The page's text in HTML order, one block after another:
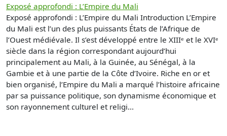
Exposé approfondi : L’Empire du Mali
Exposé approfondi : L’Empire du Mali Introduction L’Empire
du Mali est l’un des plus puissants États de l’Afrique de
l’Ouest médiévale. Il s’est développé entre le XIIIᵉ et le XVIᵉ
siècle dans la région correspondant aujourd’hui
principalement au Mali, à la Guinée, au Sénégal, à la
Gambie et à une partie de la Côte d’Ivoire. Riche en or et
bien organisé, l’Empire du Mali a marqué l’histoire africaine
par sa puissance politique, son dynamisme économique et
son rayonnement culturel et religi...